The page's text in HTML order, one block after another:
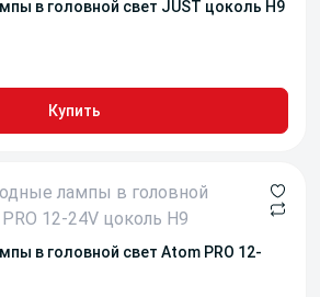
в головной свет JUST цоколь H9
Купить
в головной свет Atom PRO 12-